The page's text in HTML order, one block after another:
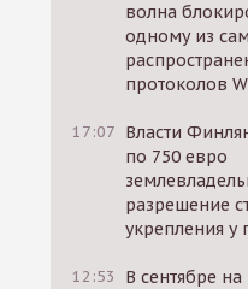
волна
одному из
протоколов
17:07 Власти
по 750 евро
разрешение
укрепления у
12:53
В сентябре